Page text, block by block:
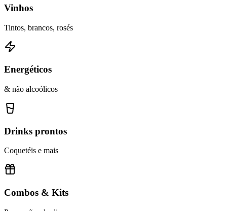
Vinhos
Tintos, brancos, rosés
Energéticos
& não alcoólicos
Drinks prontos
Coquetéis e mais
Combos & Kits